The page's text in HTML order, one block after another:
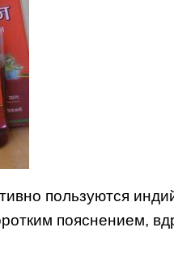
пользуются
пояснением,